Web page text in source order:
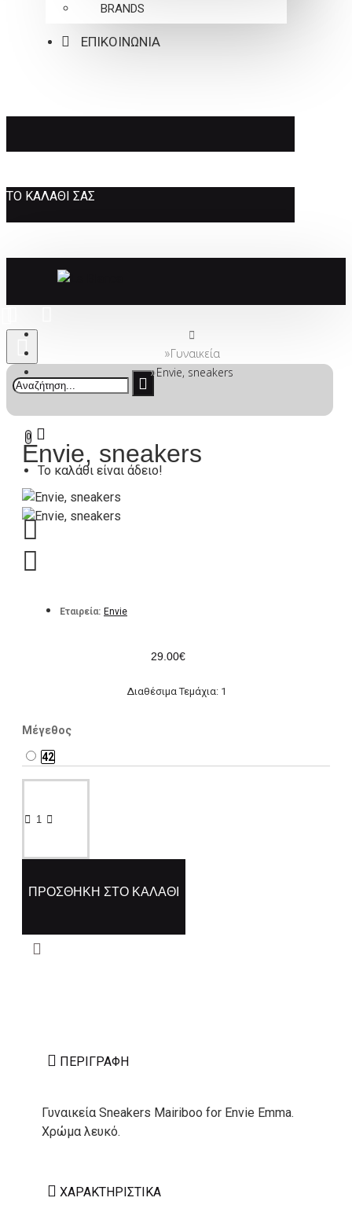
BRANDS
ΕΠΙΚΟΙΝΩΝΙΑ
ΤΟ ΚΑΛΆΘΙ ΣΑΣ
0
Το καλάθι είναι άδειο!
Γυναικεία
Envie, sneakers
Envie, sneakers
Εταιρεία: Envie
29.00€
Διαθέσιμα Τεμάχια: 1
Μέγεθος
42
ΠΡΟΣΘΉΚΗ ΣΤΟ ΚΑΛΆΘΙ
ΠΕΡΙΓΡΑΦΉ
Γυναικεία Sneakers Mairiboo for Envie Emma.
Χρώμα λευκό.
ΧΑΡΑΚΤΗΡΙΣΤΙΚΆ